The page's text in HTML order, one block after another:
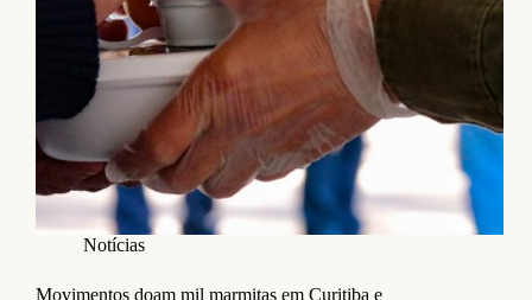
Notícias
Movimentos doam mil marmitas em Curitiba e